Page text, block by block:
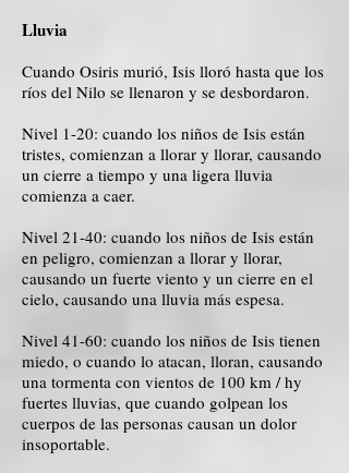
Lluvia
Cuando Osiris murió, Isis lloró hasta que los
ríos del Nilo se llenaron y se desbordaron.
Nivel 1-20: cuando los niños de Isis están
tristes, comienzan a llorar y llorar, causando
un cierre a tiempo y una ligera lluvia
comienza a caer.
Nivel 21-40: cuando los niños de Isis están
en peligro, comienzan a llorar y llorar,
causando un fuerte viento y un cierre en el
cielo, causando una lluvia más espesa.
Nivel 41-60: cuando los niños de Isis tienen
miedo, o cuando lo atacan, lloran, causando
una tormenta con vientos de 100 km / hy
fuertes lluvias, que cuando golpean los
cuerpos de las personas causan un dolor
insoportable.